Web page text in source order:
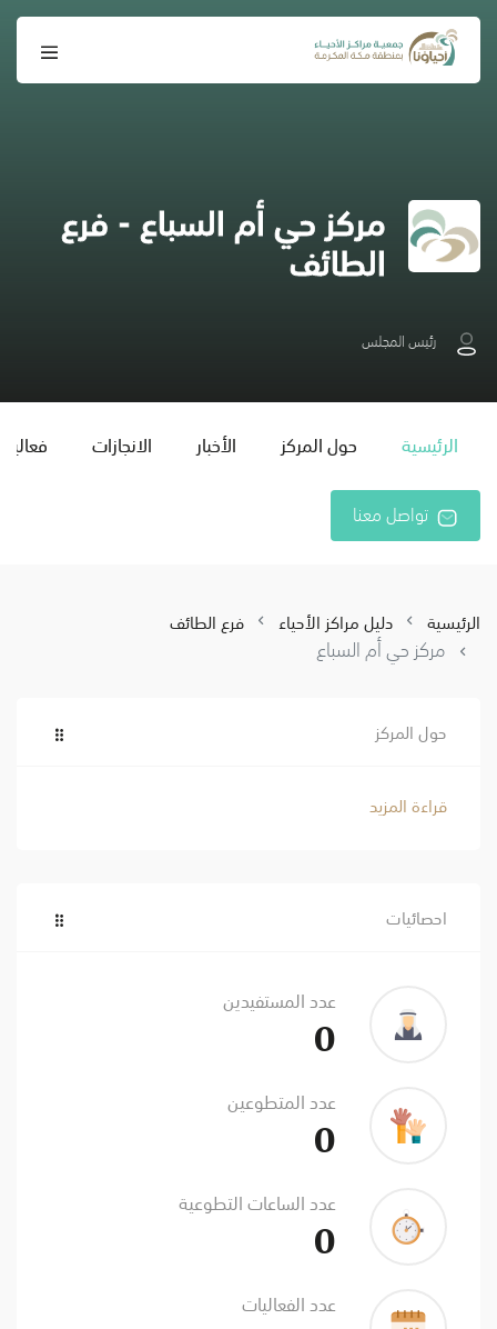
مركز حي أم السباع - فرع
الطائف
رئيس المجلس
الرئيسية حول المركز الأخبار الانجازات
تواصل معنا
الرئيسية دليل مراكز الأحياء فرع الطائف
مركز حي أم السباع
حول المركز
قراءة المزيد
احصائيات
عدد المستفيدين
0
عدد المتطوعين
0
عدد الساعات التطوعية
0
عدد الفعاليات